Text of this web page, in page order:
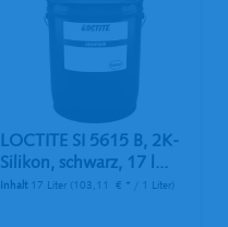
LOCTITE SI 5615 B, 2K-
Silikon, schwarz, 17 l...
Inhalt 17 Liter (103,11 € * / 1 Liter)